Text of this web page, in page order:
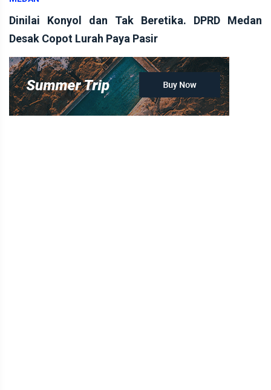
Dinilai Konyol dan Tak Beretika. DPRD Medan
Desak Copot Lurah Paya Pasir